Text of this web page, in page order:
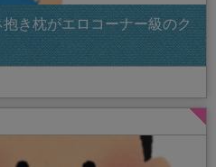
き枕がエロコーナー級のク